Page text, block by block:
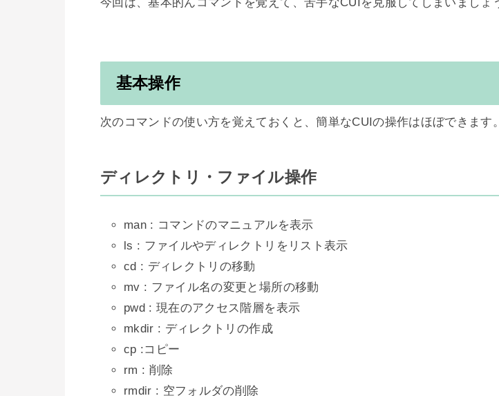
基本操作
次のコマンドの使い方を覚えておくと、簡単なCUIの操作はほぼできます。
ディレクトリ・ファイル操作
man : コマンドのマニュアルを表示
ls : ファイルやディレクトリをリスト表示
cd : ディレクトリの移動
mv : ファイル名の変更と場所の移動
pwd : 現在のアクセス階層を表示
mkdir : ディレクトリの作成
cp :コピー
rm : 削除
rmdir : 空フォルダの削除